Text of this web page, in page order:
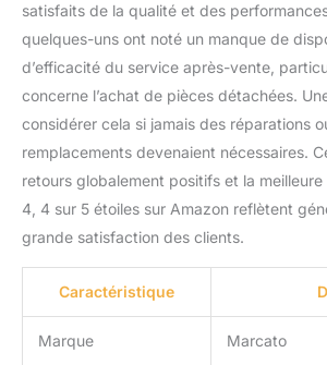
satisfaits de la qualité et des
quelques-uns ont noté un manque de
d’efficacité du service après-vente,
concerne l’achat de pièces détachées.
considérer cela si jamais des réparations
remplacements devenaient nécessaires.
retours globalement positifs et la
4, 4 sur 5 étoiles sur Amazon reflètent
grande satisfaction des clients.
Caractéristique
Marque Marcato